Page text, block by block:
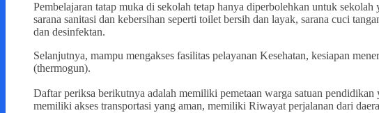
Pembelajaran tatap muka di sekolah tetap hanya diperbolehkan untuk
sarana sanitasi dan kebersihan seperti toilet bersih dan layak, sarana cuci
dan desinfektan.
Selanjutnya, mampu mengakses fasilitas pelayanan Kesehatan, kesiapan
(thermogun).
Daftar periksa berikutnya adalah memiliki pemetaan warga satuan
memiliki akses transportasi yang aman, memiliki Riwayat perjalanan dari